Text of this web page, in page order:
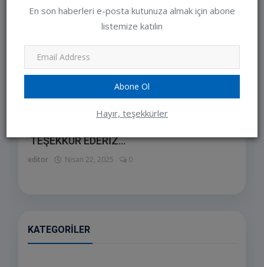
En son haberleri e-posta kutunuza almak için abone
listemize katılın
Abone Ol
Hayır, teşekkürler
TEŞEKKÜR EDERİZ...
editor Nisan 22, 2025 0
KATEGORILER